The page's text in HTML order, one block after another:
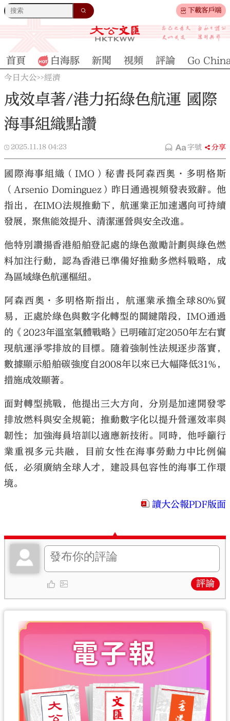
下載客戶端
大公文匯
首頁 白海豚 新聞 視頻 評論 Go
今日大公>>經濟
成效卓著/港力拓綠色航運 國際
海事組織點讚
2025.11.18 04:23 字號 分享
國際海事組織（IMO）秘書長阿森西奧·多明格斯
（Arsenio Dominguez）昨日通過視頻發表致辭。他
指出，在IMO法規推動下，航運業正加速邁向可持續
發展，聚焦能效提升、清潔運營與安全改進。
他特別讚揚香港船舶登記處的綠色激勵計劃與綠色燃
料加注行動，認為香港已準備好推動多燃料戰略，成
為區域綠色航運樞紐。
阿森西奧·多明格斯指出，航運業承擔全球80%貿
易，正處於綠色與數字化轉型的關鍵階段，IMO通過
的《2023年溫室氣體戰略》已明確訂定2050年左右實
現航運淨零排放的目標。隨着強制性法規逐步落實，
數據顯示船舶碳強度自2008年以來已大幅降低31%，
措施成效顯著。
面對轉型挑戰，他提出三大方向，分別是加速開發零
排放燃料與安全規範；推動數字化以提升營運效率與
韌性；加強海員培訓以適應新技術。同時，他呼籲行
業重視多元共融，目前女性在海事勞動力中比例偏
低，必須廣納全球人才，建設具包容性的海事工作環
境。
讀大公報PDF版面
評論